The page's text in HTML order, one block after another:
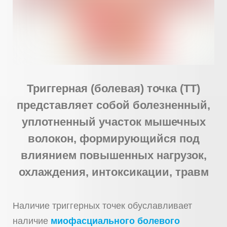
Триггерная (болевая) точка (ТТ)
представляет собой болезненный,
уплотненный участок мышечных
волокон, формирующийся под
влиянием повышенных нагрузок,
охлаждения, интоксикации, травм
Наличие триггерных точек обуславливает
наличие миофасциального болевого